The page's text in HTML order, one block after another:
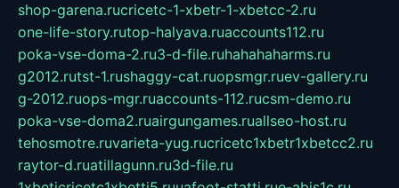
shop-garena.rucricetc-1-xbetr-1-xbetcc-2.ru
one-life-story.rutop-halyava.ruaccounts112.ru
poka-vse-doma-2.ru3-d-file.ruhahahaharms.ru
g2012.rutst-1.rushaggy-cat.ruopsmgr.ruev-gallery.ru
g-2012.ruops-mgr.ruaccounts-112.rucsm-demo.ru
poka-vse-doma2.ruairgungames.ruallseo-host.ru
tehosmotre.ruvarieta-yug.rucricetc1xbetr1xbetcc2.ru
raytor-d.ruatillagunn.ru3d-file.ru